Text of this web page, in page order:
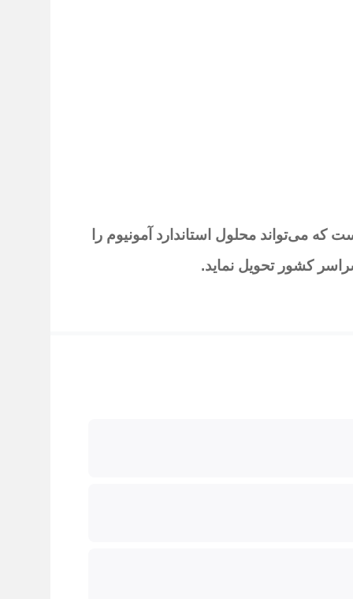
که می‌تواند محلول استاندارد آمونیومرا
کشور تحویل نماید.